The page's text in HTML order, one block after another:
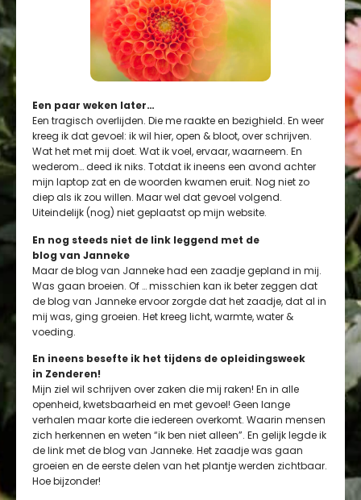
Een paar weken later…
Een tragisch overlijden. Die me raakte en bezighield. En weer
kreeg ik dat gevoel: ik wil hier, open & bloot, over schrijven.
Wat het met mij doet. Wat ik voel, ervaar, waarneem. En
wederom… deed ik niks. Totdat ik ineens een avond achter
mijn laptop zat en de woorden kwamen eruit. Nog niet zo
diep als ik zou willen. Maar wel dat gevoel volgend.
Uiteindelijk (nog) niet geplaatst op mijn website.
En nog steeds niet de link leggend met de
blog van Janneke
Maar de blog van Janneke had een zaadje gepland in mij.
Was gaan broeien. Of … misschien kan ik beter zeggen dat
de blog van Janneke ervoor zorgde dat het zaadje, dat al in
mij was, ging groeien. Het kreeg licht, warmte, water &
voeding.
En ineens besefte ik het tijdens de opleidingsweek
in Zenderen!
Mijn ziel wil schrijven over zaken die mij raken! En in alle
openheid, kwetsbaarheid en met gevoel! Geen lange
verhalen maar korte die iedereen overkomt. Waarin mensen
zich herkennen en weten “ik ben niet alleen”. En gelijk legde ik
de link met de blog van Janneke. Het zaadje was gaan
groeien en de eerste delen van het plantje werden zichtbaar.
Hoe bijzonder!